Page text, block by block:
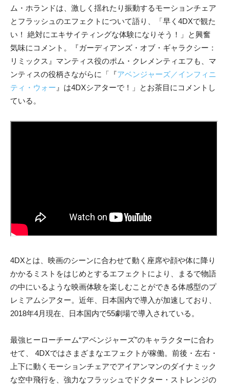
ム・ホランドは、激しく揺れたり振動するモーションチェア
とフラッシュのエフェクトについて語り、「早く4DXで観た
い！ 絶対にエキサイティングな体験になりそう！」と興奮
気味にコメント。『ガーディアンズ・オブ・ギャラクシー：
リミックス』マンティス役のポム・クレメンティエフも、マ
ンティスの役柄さながらに「『アベンジャーズ／インフィニ
ティ・ウォー 』は4DXシアターで！」とお茶目にコメントし
ている。
4DXとは、映画のシーンに合わせて動く座席や顔や体に降り
かかるミストをはじめとするエフェクトにより、まるで物語
の中にいるような映画体験を楽しむことができる体感型のプ
レミアムシアター。近年、日本国内で導入が加速しており、
2018年4月現在、日本国内で55劇場で導入されている。
最強ヒーローチーム“アベンジャーズ”のキャラクターに合わ
せて、 4DXではさまざまなエフェクトが稼働。前後・左右・
上下に動くモーションチェアでアイアンマンのダイナミック
な空中飛行を、強力なフラッシュでドクター・ストレンジの